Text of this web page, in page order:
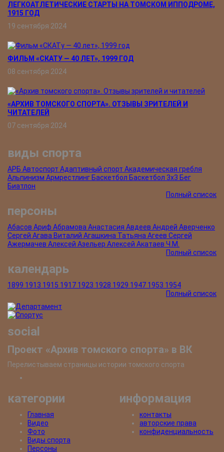
ЛЕГКОАТЛЕТИЧЕСКИЕ СТАРТЫ НА ТОМСКОМ ИППОДРОМЕ,
1915 ГОД
19 сентября 2024
ФИЛЬМ «СКАТУ ― 40 ЛЕТ», 1999 ГОД
08 сентября 2024
«АРХИВ ТОМСКОГО СПОРТА». ОТЗЫВЫ ЗРИТЕЛЕЙ И
ЧИТАТЕЛЕЙ
07 сентября 2024
виды спорта
АРБ Автоспорт Адаптивный спорт Академическая гребля
Альпинизм Армрестлинг Баскетбол Баскетбол 3х3 Бег
Биатлон
Полный список
персоны
Абасов Ариф Абрамова Анастасия Авдеев Андрей Аверченко
Сергей Агава Виталий Агашкина Татьяна Агеев Сергей
Ажермачев Алексей Азельер Алексей Акатаев Ч.М.
Полный список
календарь
1899 1913 1915 1917 1923 1928 1929 1947 1953 1954
Полный список
social
Проект «Архив томского спорта» в ВК
Перелистываем страницы истории томского спорта
категории
Главная
Видео
Фото
Виды спорта
Персоны
информация
контакты
авторские права
конфиденциальность